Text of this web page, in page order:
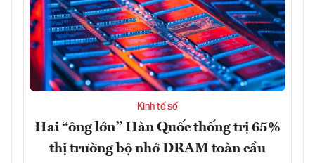
Kinh tế số
Hai “ông lớn” Hàn Quốc thống trị 65%
thị trường bộ nhớ DRAM toàn cầu